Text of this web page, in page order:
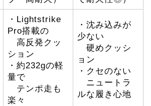
・Lightstrike
Pro搭載の
高反発クッ
ション
・約232gの軽
量で
テンポ走も
楽々
・沈み込みが
少ない
硬めクッシ
ョン
・クセのない
ニュートラ
ルな履き心地